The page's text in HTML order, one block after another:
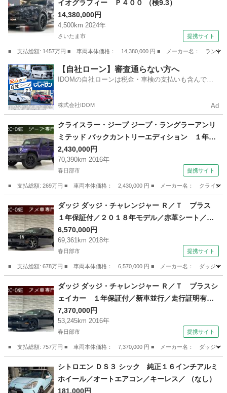
イオグラフィー Ｐ４００ （検9.3）
14,380,000円
4,500km 2024年
さいたま市 提携サイト
■ 支払総額: 1457万円 ■ 車両本体価格： 14,380,000 円 ■ メーカー名： ラン
埼玉 さいたま市 その他
【自社ローン】審査通らない方へ
IDOMの自社ローンは税金・車検の支払いも含んでい
株式会社IDOM Ad
クライスラー・ジープ ジープ・ラングラーアンリ
ミテッド バックカントリーエディション １年保
証付／限定車／黒ハーフレザー／シートヒーター
／Ｓｔｒａｄａナビ／フルセグＴＶ／Ｂｌｕｅｔ
ｏｏｔｈ音楽／ＣＤ＆ＤＶＤ／サイド＆バックカ
メラ／クルコン／ＥＴＣ／ＡＬＰＩＮＥサウンド
／純正１７ＡＷ （車検整備付）
2,430,000円
70,390km 2016年
春日部市 提携サイト
■ 支払総額: 269万円 ■ 車両本体価格： 2,430,000 円 ■ メーカー名： クライス
その他
ダッジ ダッジ・チャレンジャー Ｒ／Ｔ プラス
１年保証付／２０１８年モデル／赤革シート／Ｂ
ｏｒｌａマフラー／フロントフォグ／ヒートシー
ター＆エアシート／ステアリングヒーター／ＥＴ
Ｃ／バックカメラ／Ｂｌｕｅｔｏｏｔｈ＆ＵＳＢ
／ＡＬＰＩＮＥオーディオ （検9.12）
6,570,000円
69,361km 2018年
春日部市 提携サイト
■ 支払総額: 678万円 ■ 車両本体価格： 6,570,000 円 ■ メーカー名： ダッジ ■
その他
ダッジ ダッジ・チャレンジャー Ｒ／Ｔ プラスシ
ェイカー １年保証付／新車並行／走行証明有／
ワイドボディカスタム／赤黒革パワーシート／エ
アシート＆ヒーター／ＥＴＣ／ステアリングヒー
ター／バックカメラ／リアソナー／２０ｉｎｃｈ
ＡＷ （検9.10）
7,370,000円
53,245km 2016年
春日部市 提携サイト
■ 支払総額: 757万円 ■ 車両本体価格： 7,370,000 円 ■ メーカー名： ダッジ ■
シトロエン ＤＳ３ シック 純正１６インチアルミ
ホイール／オートエアコン／キーレス／ （なし）
181,000円